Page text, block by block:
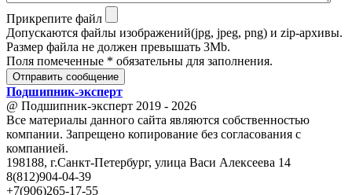
Прикрепите файл
Допускаются файлы изображений(jpg, jpeg, png) и zip-архивы.
Размер файла не должен превышать 3Mb.
Поля помеченные * обязательны для заполнения.
Отправить сообщение
Подшипник-эксперт
@ Подшипник-эксперт 2019 - 2026
Все материалы данного сайта являются собственностью
компании. Запрещено копирование без согласования с
компанией.
198188, г.Санкт-Петербург, улица Васи Алексеева 14
8(812)904-04-39
+7(906)265-17-55